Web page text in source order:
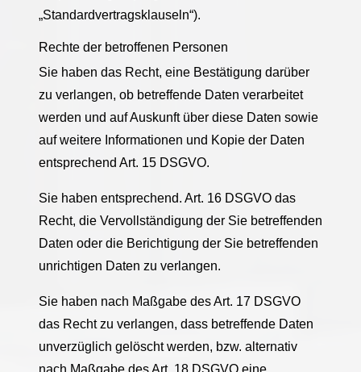
„Standardvertragsklauseln“).
Rechte der betroffenen Personen
Sie haben das Recht, eine Bestätigung darüber
zu verlangen, ob betreffende Daten verarbeitet
werden und auf Auskunft über diese Daten sowie
auf weitere Informationen und Kopie der Daten
entsprechend Art. 15 DSGVO.
Sie haben entsprechend. Art. 16 DSGVO das
Recht, die Vervollständigung der Sie betreffenden
Daten oder die Berichtigung der Sie betreffenden
unrichtigen Daten zu verlangen.
Sie haben nach Maßgabe des Art. 17 DSGVO
das Recht zu verlangen, dass betreffende Daten
unverzüglich gelöscht werden, bzw. alternativ
nach Maßgabe des Art. 18 DSGVO eine